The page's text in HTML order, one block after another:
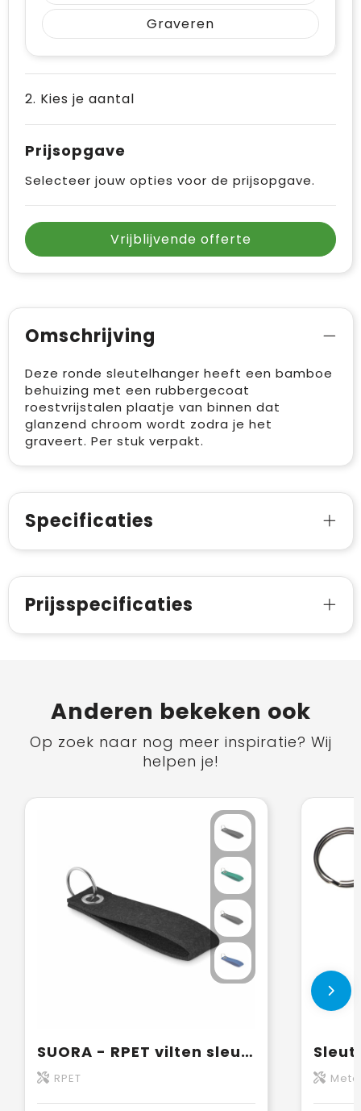
Vrije tijd en Strand
Waterflesjes
Themapakketten
Draagtassen
Golftassen
Goodiebags
Graveren
2. Kies je aantal
Prijsopgave
Selecteer jouw opties voor de prijsopgave.
Vrijblijvende offerte
Omschrijving
Deze ronde sleutelhanger heeft een bamboe
behuizing met een rubbergecoat
roestvrijstalen plaatje van binnen dat
glanzend chroom wordt zodra je het
graveert. Per stuk verpakt.
Specificaties
Prijsspecificaties
Anderen bekeken ook
Op zoek naar nog meer inspiratie? Wij
helpen je!
SUORA - RPET vilten sleutelhanger
RPET